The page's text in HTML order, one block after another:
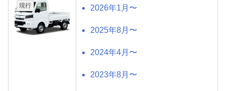
現行 2026年1月〜
2025年8月〜
2024年4月〜
2023年8月〜